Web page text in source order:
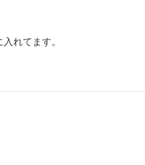
れてます。